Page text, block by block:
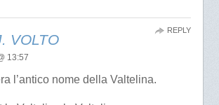
VOLTO
13:57
l’antico nome della Valtelina.
REPLY